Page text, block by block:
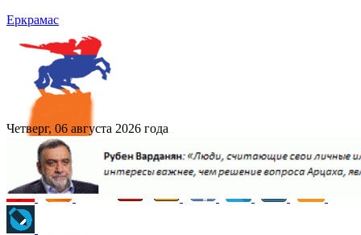
Еркрамас
Четверг, 06 августа 2026 года